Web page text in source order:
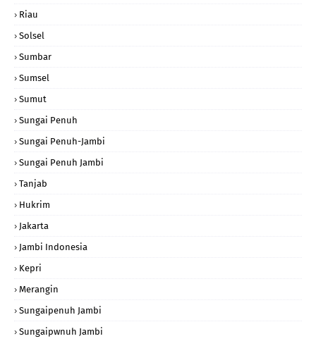
Riau
Solsel
Sumbar
Sumsel
Sumut
Sungai Penuh
Sungai Penuh-Jambi
Sungai Penuh Jambi
Tanjab
Hukrim
Jakarta
Jambi Indonesia
Kepri
Merangin
Sungaipenuh Jambi
Sungaipwnuh Jambi